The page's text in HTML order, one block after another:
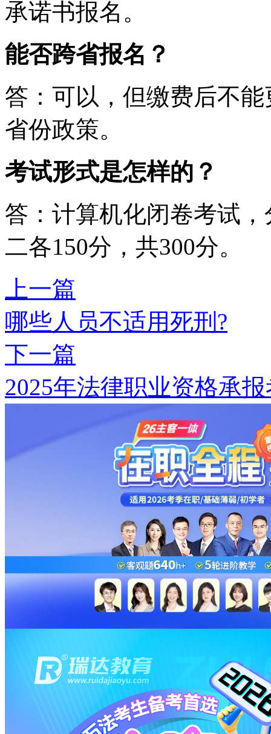
承诺书报名。
能否跨省报名？
答：可以，但缴费后不
省份政策。
考试形式是怎样的？
答：计算机化闭卷考试
二各150分，共300分。
上一篇
哪些人员不适用死刑?
下一篇
2025年法律职业资格承